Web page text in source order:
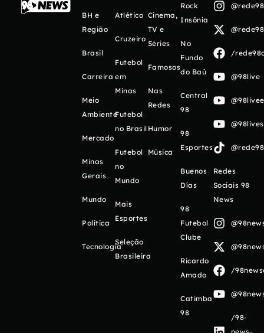
BH e
Região
Brasil
Carreira
Meio
Ambiente
Mercado
Minas
Gerais
Mundo
Política
Tecnologia
Atlético
Cruzeiro
Futebol
em
Minas
Futebol
no Brasil
Futebol
no
Mundo
Mais
Esportes
Seleção
Brasileira
Cinema,
TV e
Séries
Famosos
Nas
Redes
Humor
Música
Rock
Insônia
No
Fundo
do Baú
Central
98
98
Esportes
Buenos
Días
98
Futebol
Clube
Ricardo
Amado
Catimba
98
/
@98live
Redes
Sociais 98
News
/
/98-